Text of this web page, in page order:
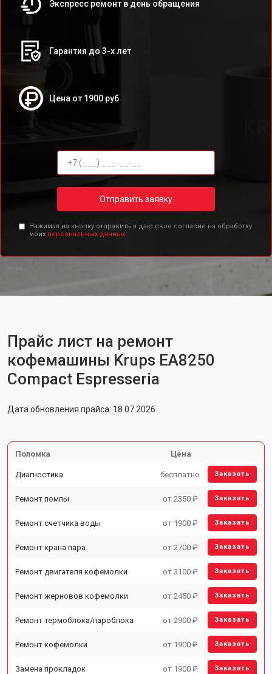
Экспресс ремонт в день обращения
Гарантия до 3-х лет
Цена от 1900 руб
Отправить заявку
Нажимая на кнопку отправить я даю свое согласие на обработку
моих персональных данных.
Прайс лист на ремонт
кофемашины Krups EA8250
Compact Espresseria
Дата обновления прайса: 18.07.2026
Поломка Цена
Диагностика бесплатно Заказать
Ремонт помпы от 2350 ₽ Заказать
Ремонт счетчика воды от 1900 ₽ Заказать
Ремонт крана пара от 2700 ₽ Заказать
Ремонт двигателя кофемолки от 3100 ₽ Заказать
Ремонт жерновов кофемолки от 2450 ₽ Заказать
Ремонт термоблока/пароблока от 2900 ₽ Заказать
Ремонт кофемолки от 1900 ₽ Заказать
Замена прокладок от 1900 ₽ Заказать